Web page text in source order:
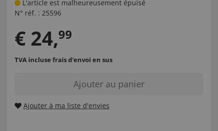
L'article est malheureusement épuisé
N° réf. : 25596
€ 24,99
TVA incluse frais d'envoi en sus
Ajouter au panier
Ajouter à ma liste d'envies